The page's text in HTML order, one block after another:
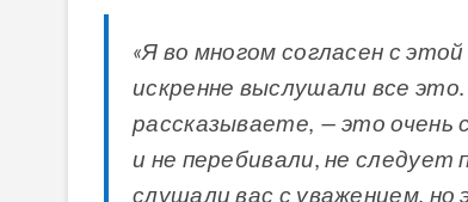
«Я во многом согласен с
искренне выслушали все
рассказываете, — это очень
и не перебивали, не
слушали вас с уважением,